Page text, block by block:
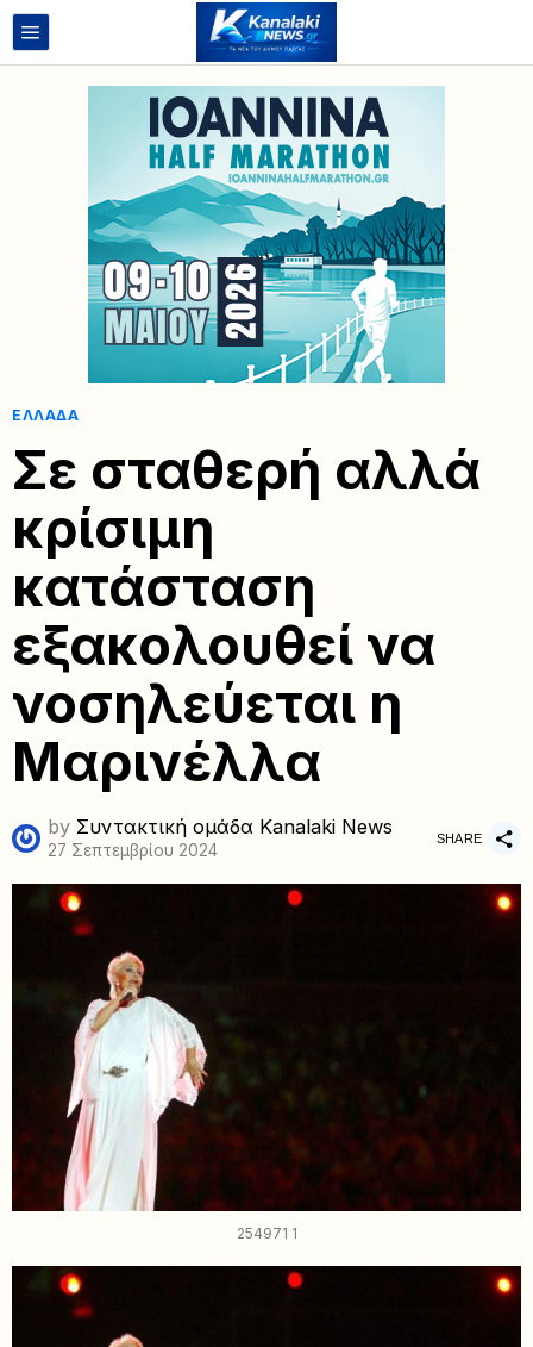
ΕΛΛΆΔΑ
Σε σταθερή αλλά
κρίσιμη
κατάσταση
εξακολουθεί να
νοσηλεύεται η
Μαρινέλλα
by Συντακτική ομάδα Kanalaki News
27 Σεπτεμβρίου 2024
SHARE
254971 1